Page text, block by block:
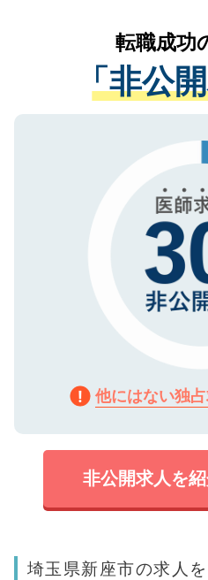
は、個人情報の取
管理基準を満たし
る、プライバシー
ご登録いただいた
で、機密保持に関
かがいして、現在
経験をまじえなが
させていただきま
ない方には、長期
ので、まずはご登録
転職成功
「非公
他にはない独
非公開求人を
埼玉県新座市の求人